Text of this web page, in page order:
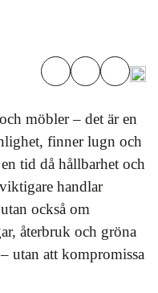
möbler – det är en
finner lugn och
tid då hållbarhet och
handlar
också om
återbruk och gröna
utan att kompromissa